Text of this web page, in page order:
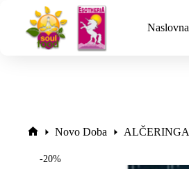
Naslovna
Novo Doba ALČERINGA
-20%